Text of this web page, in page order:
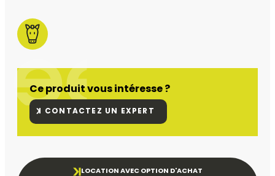
Ce produit vous intéresse ?
CONTACTEZ UN EXPERT
LOCATION AVEC OPTION D'ACHAT